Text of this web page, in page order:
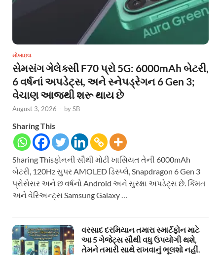
મોબાઇલ
સેમસંગ ગેલેક્સી F70 પ્રો 5G: 6000mAh બેટરી,
6 વર્ષનાં અપડેટ્સ, અને સ્નેપડ્રેગન 6 Gen 3;
વેચાણ આજથી શરૂ થાય છે
August 3, 2026 - bySB
Sharing This
Sharing Thisફોનની સૌથી મોટી ખાસિયત તેની 6000mAh
બેટરી, 120Hz સુપર AMOLED ડિસ્પ્લે, Snapdragon 6 Gen 3
પ્રોસેસર અને છ વર્ષનો Android અને સુરક્ષા અપડેટ્સ છે. કિંમત
અને વેરિઅન્ટ્સ Samsung Galaxy …
વરસાદ દરમિયાન તમારા સ્માર્ટફોન માટે
આ 5 ગેજેટ્સ સૌથી વધુ ઉપયોગી થશે,
તેમને તમારી સાથે રાખવાનું ભૂલશો નહીં.